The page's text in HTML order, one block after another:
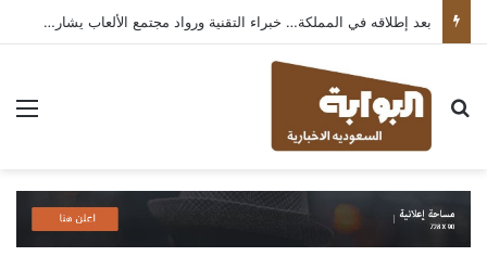
بعد إطلاقه في المملكة… خبراء التقنية ورواد مجتمع الألعاب يشاركون انطباعاتهم حول TECNO POVA 8 Pro 5G
بحث عن